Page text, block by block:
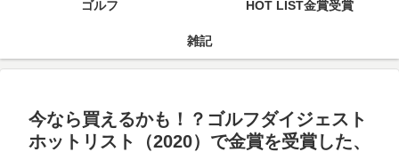
ゴルフ HOT LIST金賞受賞
雑記
今なら買えるかも！？ゴルフダイジェスト
ホットリスト（2020）で金賞を受賞した、